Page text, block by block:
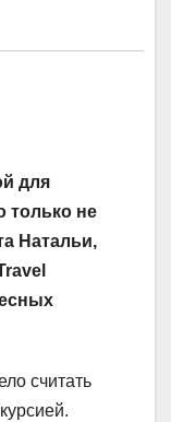
для
только не
Натальи,
считать